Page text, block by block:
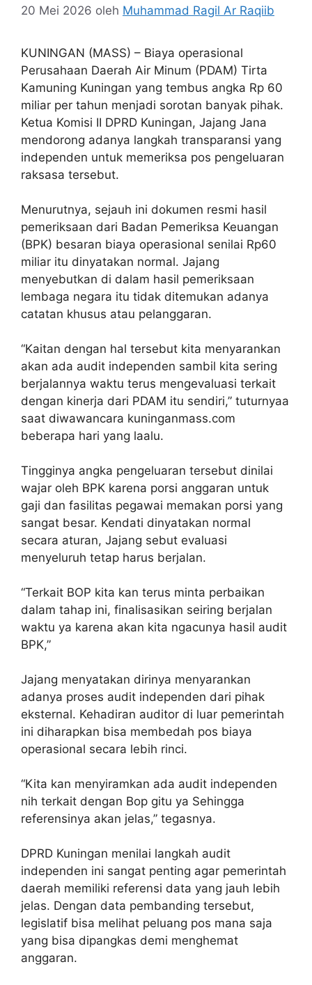
20 Mei 2026 oleh Muhammad Ragil Ar Raqiib
KUNINGAN (MASS) – Biaya operasional
Perusahaan Daerah Air Minum (PDAM) Tirta
Kamuning Kuningan yang tembus angka Rp 60
miliar per tahun menjadi sorotan banyak pihak.
Ketua Komisi II DPRD Kuningan, Jajang Jana
mendorong adanya langkah transparansi yang
independen untuk memeriksa pos pengeluaran
raksasa tersebut.
Menurutnya, sejauh ini dokumen resmi hasil
pemeriksaan dari Badan Pemeriksa Keuangan
(BPK) besaran biaya operasional senilai Rp60
miliar itu dinyatakan normal. Jajang
menyebutkan di dalam hasil pemeriksaan
lembaga negara itu tidak ditemukan adanya
catatan khusus atau pelanggaran.
“Kaitan dengan hal tersebut kita menyarankan
akan ada audit independen sambil kita sering
berjalannya waktu terus mengevaluasi terkait
dengan kinerja dari PDAM itu sendiri,” tuturnyaa
saat diwawancara kuninganmass.com
beberapa hari yang laalu.
Tingginya angka pengeluaran tersebut dinilai
wajar oleh BPK karena porsi anggaran untuk
gaji dan fasilitas pegawai memakan porsi yang
sangat besar. Kendati dinyatakan normal
secara aturan, Jajang sebut evaluasi
menyeluruh tetap harus berjalan.
“Terkait BOP kita kan terus minta perbaikan
dalam tahap ini, finalisasikan seiring berjalan
waktu ya karena akan kita ngacunya hasil audit
BPK,”
Jajang menyatakan dirinya menyarankan
adanya proses audit independen dari pihak
eksternal. Kehadiran auditor di luar pemerintah
ini diharapkan bisa membedah pos biaya
operasional secara lebih rinci.
“Kita kan menyiramkan ada audit independen
nih terkait dengan Bop gitu ya Sehingga
referensinya akan jelas,” tegasnya.
DPRD Kuningan menilai langkah audit
independen ini sangat penting agar pemerintah
daerah memiliki referensi data yang jauh lebih
jelas. Dengan data pembanding tersebut,
legislatif bisa melihat peluang pos mana saja
yang bisa dipangkas demi menghemat
anggaran.